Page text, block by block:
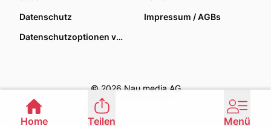
Datenschutz
Impressum / AGBs
Datenschutzoptionen verwalten
© 2026 Nau media AG
Home Teilen Menü